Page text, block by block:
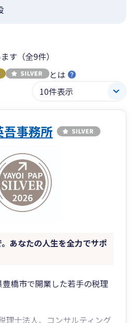
す（全9件）
とは
事務所
あなたの人生を全力でサポ
橋市で開業した若手の税理
理士法人、コンサルティング